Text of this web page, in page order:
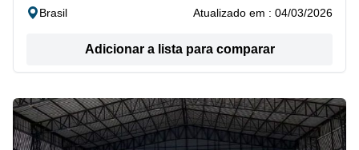
Brasil Atualizado em : 04/03/2026
Adicionar a lista para comparar